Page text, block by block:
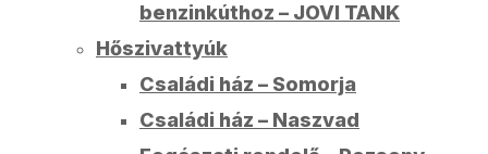
benzinkúthoz – JOVI TANK
Hőszivattyúk
Családi ház – Somorja
Családi ház – Naszvad